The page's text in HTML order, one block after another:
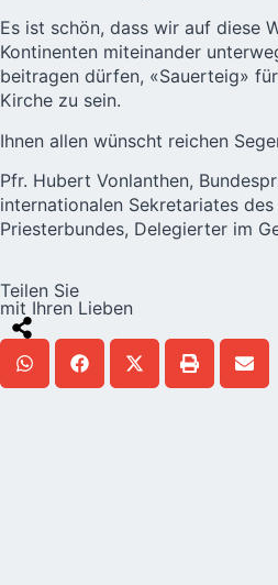
Es ist schön, dass wir auf diese
Kontinenten miteinander
beitragen dürfen, «Sauerteig»
Kirche zu sein.
Ihnen allen wünscht reichen
Pfr. Hubert Vonlanthen,
internationalen Sekretariates des
Priesterbundes, Delegierter im
Teilen Sie
mit Ihren Lieben